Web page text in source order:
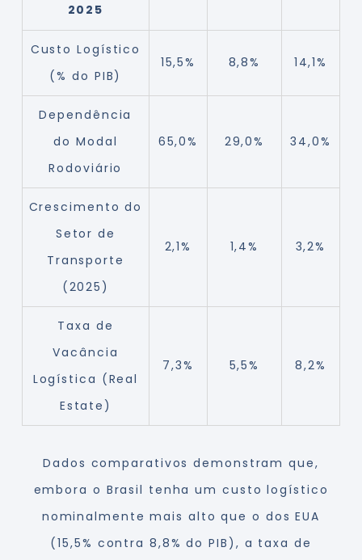
2025
Custo Logístico
(% do PIB)
15,5% 8,8% 14,1%
Dependência
do Modal
Rodoviário
65,0% 29,0% 34,0%
Crescimento do
Setor de
Transporte
(2025)
2,1% 1,4% 3,2%
Taxa de
Vacância
Logística (Real
Estate)
7,3% 5,5% 8,2%
Dados comparativos demonstram que,
embora o Brasil tenha um custo logístico
nominalmente mais alto que o dos EUA
(15,5% contra 8,8% do PIB), a taxa de